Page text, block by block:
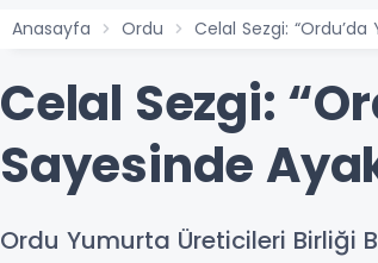
Anasayfa Ordu Celal Sezgi:
Celal Sezgi:
Sayesinde
Ordu Yumurta Üreticileri Birliği